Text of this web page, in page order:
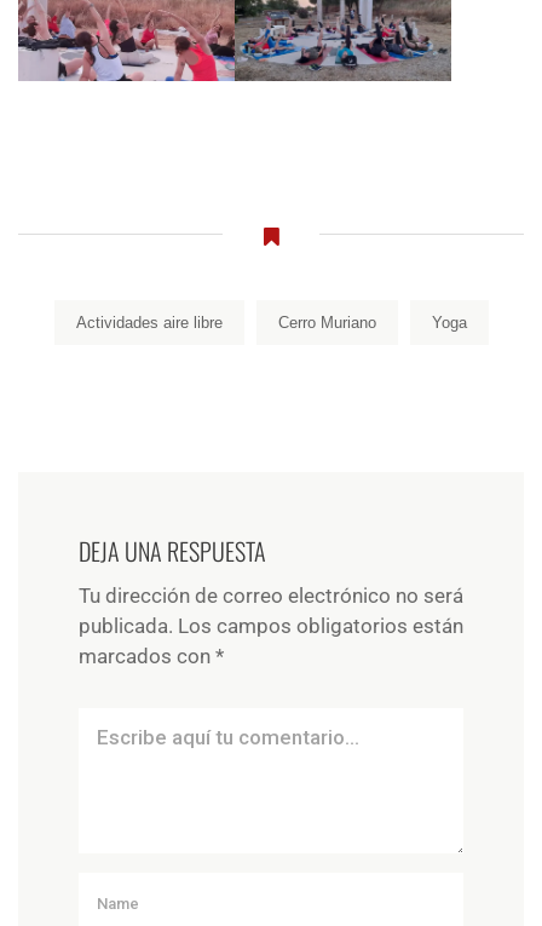
Actividades aire libre Cerro Muriano Yoga
DEJA UNA RESPUESTA
Tu dirección de correo electrónico no será
publicada. Los campos obligatorios están
marcados con *